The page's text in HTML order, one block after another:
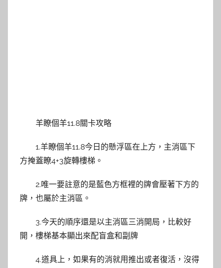
羊瞭個羊11.8關卡攻略
1.羊瞭個羊11.8今日的懸浮區在上方，主消區下
方掩蓋瞭4+3旋轉樓梯。
2.唯一要註意的是藍色方框裡的牌會壓著下方的
牌，也屬於主消區。
3.今天的順序還是以主消區三消開局，比較好
開，樓梯基本顯出來配盲盒和副牌
4.道具上，如果有的消就用推出或者復活，沒得